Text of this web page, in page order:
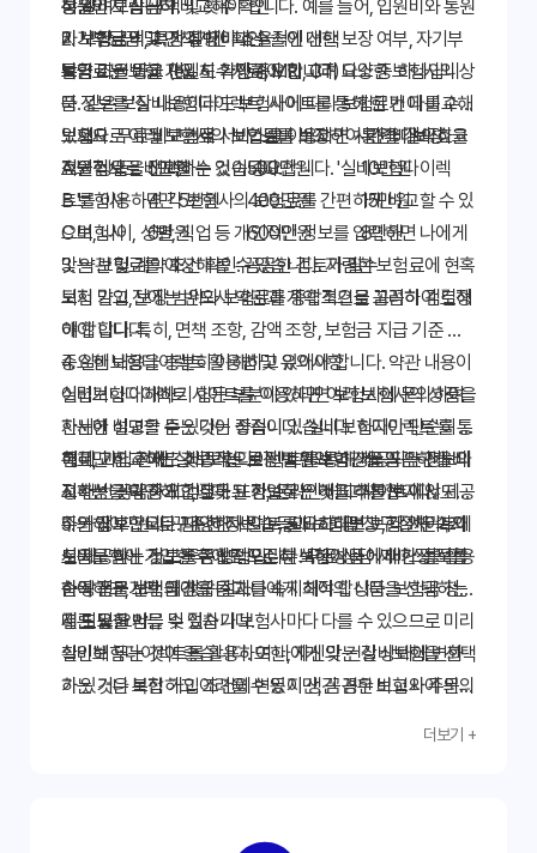
히 알려드립니다.
상품인지 꼼꼼히 비교해야 합니다. 예를 들어, 입원비와 통원
비 보장금액, 특정 질병이나 수술에 대한 보장 여부, 자기부
담금 비율 등을 면밀히 확인해야 합니다. 다양한 보험사의 상
품 정보를 '실비보험다이렉트' 사이트를 통해 한 번에 비교해
보세요. 무료 비교견적 서비스를 이용하면 시간을 절약하고
효율적으로 비교할 수 있습니다.
통원비 보장 금액 및 횟수 확인
자기부담금 및 면책기간 확인
특약 조건 비교 (ex. 도수치료, MRI, CT)
2. 보험료 비교: 가격 대비 효율적인 선택
보험료는 보험 가입 시 가장 중요한 고려 요소 중 하나입니
다. 같은 보장 내용이라도 보험사에 따라 보험료가 다를 수
있으므로 여러 보험사의 보험료를 비교하여 가격 대비 효율
적인 상품을 선택하는 것이 중요합니다. '실비보험다이렉
트'를 이용하면 각 보험사의 보험료를 간편하게 비교할 수 있
으며, 나이, 성별, 직업 등 개인적인 정보를 입력하면 나에게
맞는 보험료를 예상해 볼 수 있습니다. 저렴한 보험료에 현혹
되지 말고, 보장 범위와 보험료를 종합적으로 고려하여 결정
해야 합니다.
보험사 월 보험료 입원비 보장
통원비 보장
A 보험사
5만원 500만원
10만원
B 보험사
4만 5천원 400만원
15만원
C 보험사
6만원 600만원
8만원
3. 약관 및 계약 조건 확인: 꼼꼼한 검토가 필수
보험 가입 전에는 반드시 약관과 계약 조건을 꼼꼼히 검토해
야 합니다. 특히, 면책 조항, 감액 조항, 보험금 지급 기준 등
중요한 내용을 충분히 이해하고 있어야 합니다. 약관 내용이
어렵거나 이해하기 힘든 부분이 있다면 보험사에 문의하여
자세한 설명을 듣는 것이 좋습니다. '실비보험다이렉트'를 통
해 비교한 후에도 최종적으로 선택한 보험 상품의 약관을 다
시 한번 꼼꼼하게 검토하고 가입하는 것을 추천합니다.
4. 실비보험다이렉트 활용법 및 유의사항
실비보험다이렉트 사이트를 이용하면 여러 보험사의 상품을
한눈에 비교할 수 있다는 장점이 있습니다. 하지만 단순히 보
험료만 비교하는 것보다는 보장 범위와 약관을 꼼꼼하게 비
교하는 것이 중요합니다. 또한, 온라인 비교 사이트에서 제공
하는 정보만으로 판단하지 말고, 필요하다면 보험 전문가의
도움을 받는 것도 좋은 방법입니다. 무료 상담 서비스를 활용
하여 전문가의 의견을 듣고 나에게 최적의 상품을 선택하는
데 도움을 받을 수 있습니다.
특히, 가입 전에 '실비보험다이렉트'를 통해 제공되는 정보의
정확성을 확인하고, 잘못된 정보로 인해 피해를 보지 않도록
주의해야 합니다. 다양한 사이트를 비교해보고, 각 사이트에
서 제공하는 정보를 종합적으로 분석하여 나에게 가장 적합
한 상품을 선택해야 합니다.
5. 가입 후 관리: 꾸준한 정보 습득과 보험금 청구 절차 숙지
실비보험에 가입한 후에도 꾸준히 보험 상품에 대한 정보를
습득하고, 보험금 청구 절차를 숙지해야 합니다. 보험금 청구
시 필요한 서류 및 절차가 보험사마다 다를 수 있으므로 미리
확인해 두는 것이 좋습니다. 또한, 자신의 건강 상태에 변화
가 있거나 보험 가입 조건에 변동이 생긴 경우 보험사에 문의
결론 및 요약
실비보험다이렉트를 활용하여 나에게 맞는 실비보험을 선택
하는 것은 복잡하고 어려울 수 있지만, 꼼꼼한 비교와 주의
더보기 +